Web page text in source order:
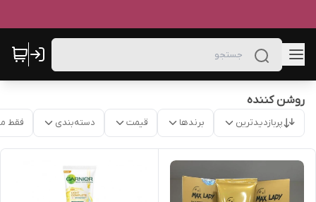
روشن کننده
پربازدیدترین برندها قیمت دسته‌بندی فقط